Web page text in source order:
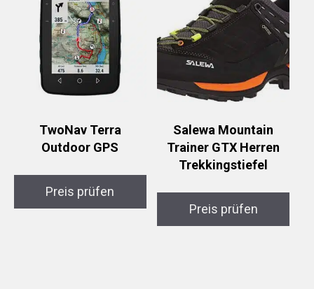
TwoNav Terra
Outdoor GPS
Preis prüfen
Salewa Mountain
Trainer GTX Herren
Trekkingstiefel
Preis prüfen